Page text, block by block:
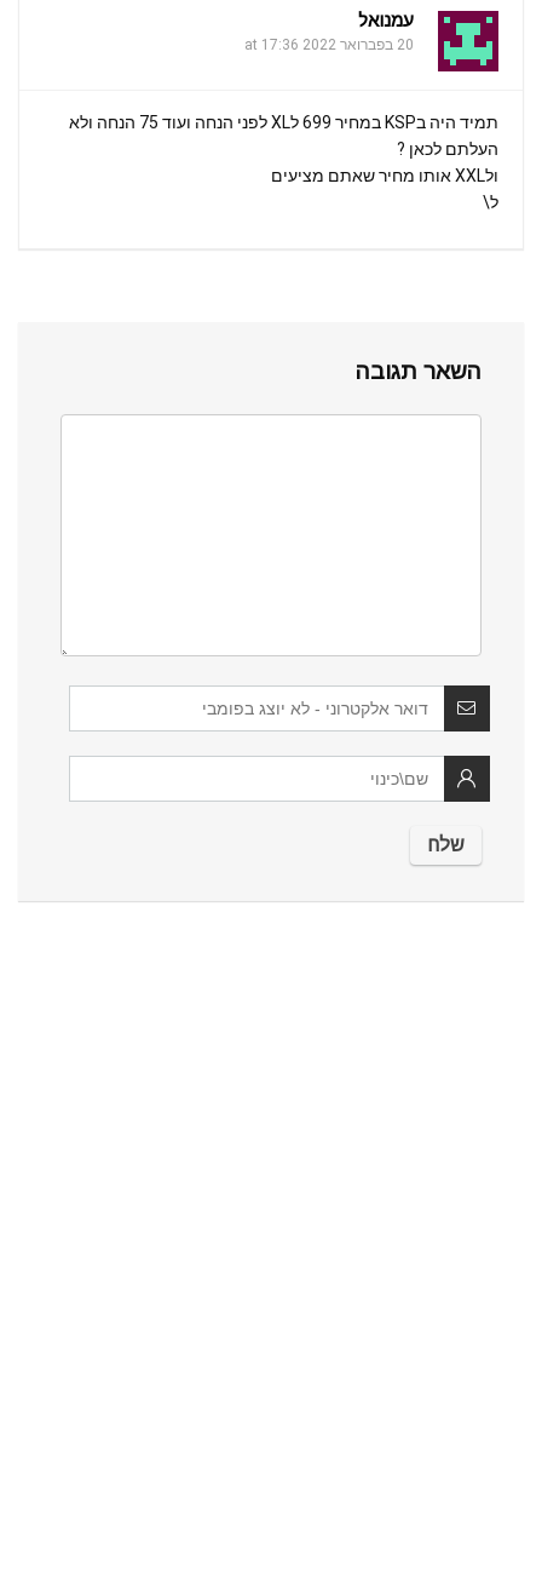
עמנואל
20 בפברואר 2022 at 17:36
תמיד היה בKSP במחיר 699 לXL לפני הנחה ועוד 75 הנחה ולא
העלתם לכאן ?
ולXXL אותו מחיר שאתם מציעים
ל\
השאר תגובה